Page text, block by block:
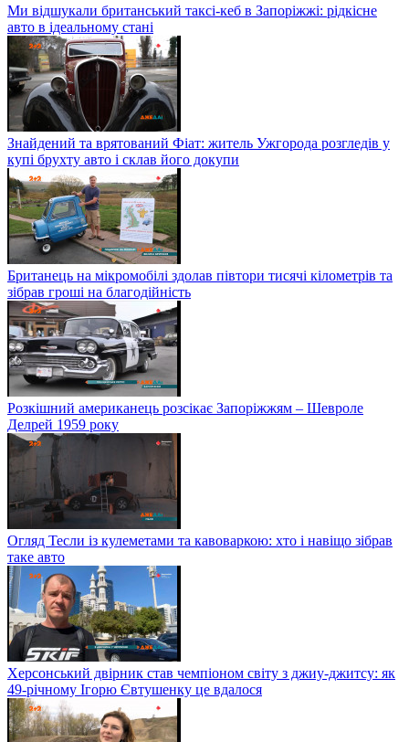
Ми відшукали британський таксі-кеб в Запоріжжі: рідкісне
авто в ідеальному стані
Знайдений та врятований Фіат: житель Ужгорода розгледів у
купі брухту авто і склав його докупи
Британець на мікромобілі здолав півтори тисячі кілометрів та
зібрав гроші на благодійність
Розкішний американець розсікає Запоріжжям – Шевроле
Делрей 1959 року
Огляд Тесли із кулеметами та кавоваркою: хто і навіщо зібрав
таке авто
Херсонський двірник став чемпіоном світу з джиу-джитсу: як
49-річному Ігорю Євтушенку це вдалося